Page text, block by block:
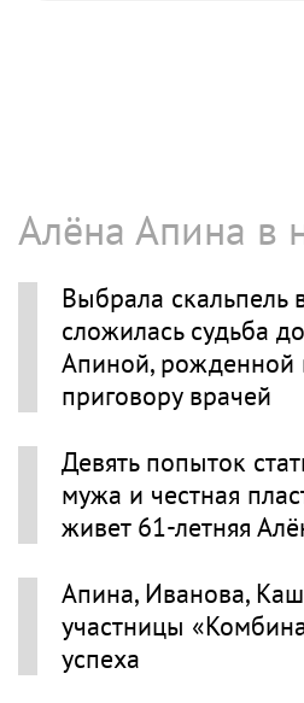
Алёна Апина в
Выбрала скальпель
сложилась судьба
Апиной, рожденной
приговору врачей
Девять попыток
мужа и честная
живет 61-летняя
Апина, Иванова,
участницы
успеха